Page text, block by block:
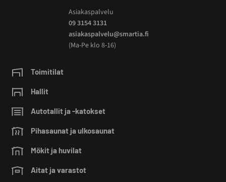
Asiakaspalvelu
09 3154 3131
asiakaspalvelu@smartia.fi
(Ma-Pe klo 8-16)
Toimitilat
Hallit
Autotallit ja -katokset
Pihasaunat ja ulkosaunat
Mökit ja huvilat
Aitat ja varastot